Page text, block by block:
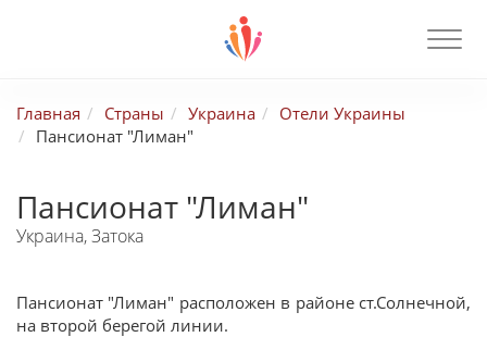
Главная Страны Украина
Отели Украины
Пансионат "Лиман"
Пансионат "Лиман"
Украина, Затока
Пансионат "Лиман" расположен в районе ст.Солнечной,
на второй берегой линии.